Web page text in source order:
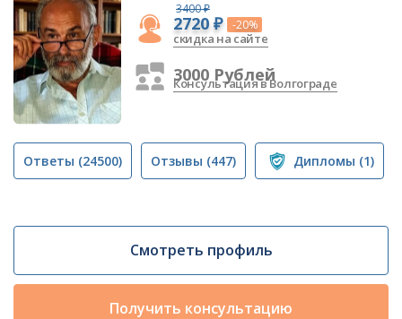
3400 ₽
2720 ₽ -20%
скидка на сайте
3000 Рублей
Консультация в Волгограде
Ответы (24500) Отзывы (447) Дипломы (1)
Смотреть профиль
Получить консультацию